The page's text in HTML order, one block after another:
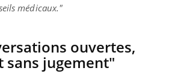
médicaux."
ouvertes,
sans jugement"